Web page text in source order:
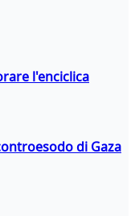
l'enciclica
di Gaza